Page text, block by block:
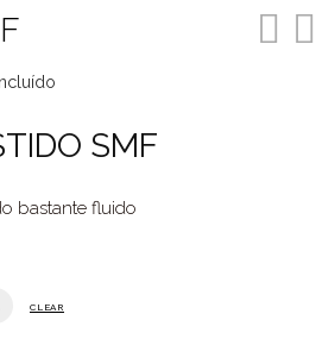
SMF
bastante fluido
CLEAR